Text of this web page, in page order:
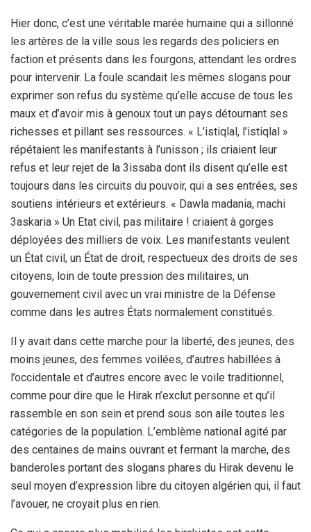
Hier donc, c’est une véritable marée humaine qui a sillonné
les artères de la ville sous les regards des policiers en
faction et présents dans les fourgons, attendant les ordres
pour intervenir. La foule scandait les mêmes slogans pour
exprimer son refus du système qu’elle accuse de tous les
maux et d’avoir mis à genoux tout un pays détournant ses
richesses et pillant ses ressources. « L’istiqlal, l’istiqlal »
répétaient les manifestants à l’unisson ; ils criaient leur
refus et leur rejet de la 3issaba dont ils disent qu’elle est
toujours dans les circuits du pouvoir, qui a ses entrées, ses
soutiens intérieurs et extérieurs. « Dawla madania, machi
3askaria » Un Etat civil, pas militaire ! criaient à gorges
déployées des milliers de voix. Les manifestants veulent
un État civil, un État de droit, respectueux des droits de ses
citoyens, loin de toute pression des militaires, un
gouvernement civil avec un vrai ministre de la Défense
comme dans les autres États normalement constitués.
Il y avait dans cette marche pour la liberté, des jeunes, des
moins jeunes, des femmes voilées, d’autres habillées à
l’occidentale et d’autres encore avec le voile traditionnel,
comme pour dire que le Hirak n’exclut personne et qu’il
rassemble en son sein et prend sous son aile toutes les
catégories de la population. L’emblème national agité par
des centaines de mains ouvrant et fermant la marche, des
banderoles portant des slogans phares du Hirak devenu le
seul moyen d’expression libre du citoyen algérien qui, il faut
l’avouer, ne croyait plus en rien.